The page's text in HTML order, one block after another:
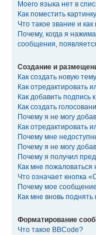
Моего языка нет в
Как поместить
Что такое звание и как
Почему, когда я
сообщения,
Создание и
Как создать новую
Как отредактировать
Как добавить
Как создать
Почему я не могу
Как отредактировать
Почему мне
Почему я не могу
Почему я получил
Как мне
Что означает кнопка
Почему мое
Как мне вновь
Форматирование
Что такое BBCode?